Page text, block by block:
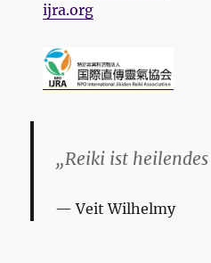
ijra.org
„Reiki ist
Veit Wilhelmy